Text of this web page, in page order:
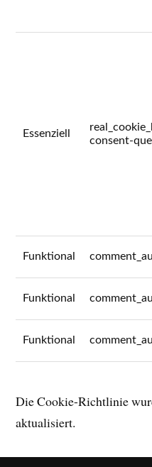
Essenziell
consent-
Funktional
Funktional
Funktional
Die Cookie-Richtlinie
aktualisiert.